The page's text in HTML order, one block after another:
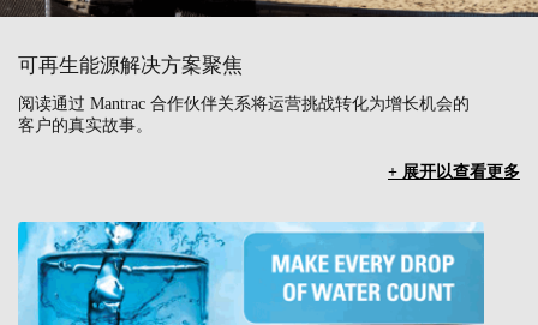
可再生能源解决方案聚焦
阅读通过 Mantrac 合作伙伴关系将运营挑战转化为增长机会的
客户的真实故事。
+ 展开以查看更多